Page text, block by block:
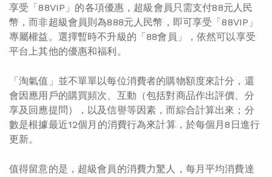
享受「88VIP」的各項優惠，超級會員只需支付88元人民
幣，而非超級會員則為888元人民幣，即可享受「88VIP」
專屬權益。選擇暫時不升級的「88會員」，依然可以享受
平台上其他的優惠和福利。
「淘氣值」並不單單以每位消費者的購物額度來計分，還
會因應用戶的購買頻次、互動（包括對商品作出評價、分
享及回應提問），以及信譽等因素，而綜合計算出來；分
數是根據最近12個月的消費行為來計算，於每個月8日進行
更新。
值得留意的是，超級會員的消費力驚人，每月平均消費達